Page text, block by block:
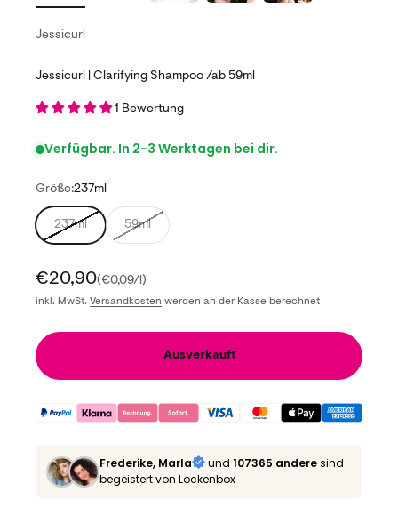
Jessicurl
Jessicurl | Clarifying Shampoo /ab 59ml
1 Bewertung
Verfügbar. In 2-3 Werktagen bei dir.
Größe:237ml
237ml 59ml
Angebot
€20,90(€0,09/l)
inkl. MwSt. Versandkosten werden an der Kasse berechnet
Ausverkauft
Frederike, Marla und 107365 anderesind
begeistert von Lockenbox